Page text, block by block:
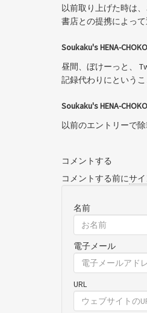
以前取り上げた時は
書店との提携によっ
Soukaku's HENA-
昼間、ぼけーっと、
記録代わりにというこ
Soukaku's HENA-
以前のエントリーで
コメントする
コメントする前にサ
名前
電子メール
URL